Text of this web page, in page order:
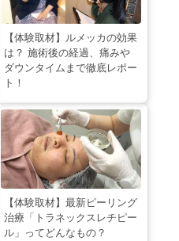
【体験取材】ルメッカの効果
は？ 施術後の経過、痛みや
ダウンタイムまで徹底レポー
ト！
【体験取材】最新ピーリング
治療「トラネックスレチピー
ル」ってどんなもの？